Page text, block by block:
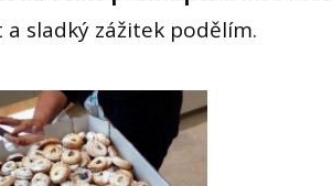
sladký zážitek podělím.